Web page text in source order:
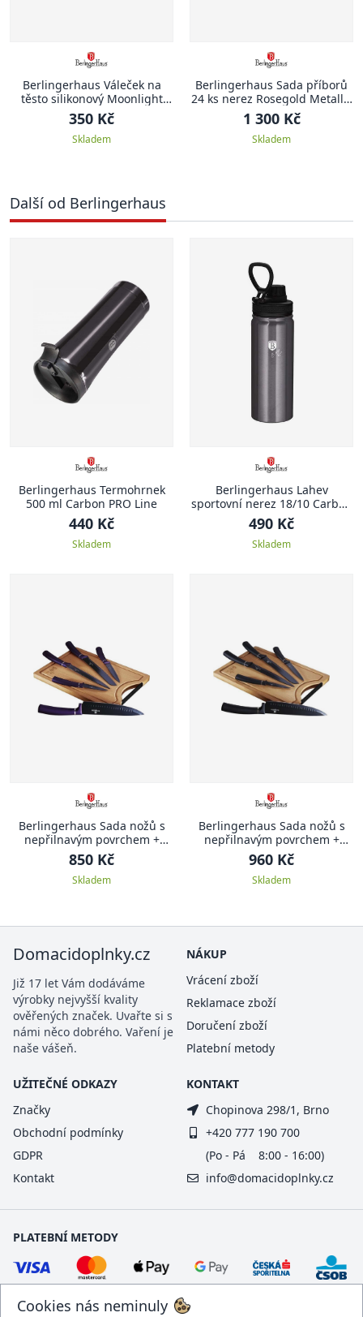
Berlingerhaus Váleček na
těsto silikonový Moonlight
Edition
350 Kč
Skladem
Berlingerhaus Sada příborů
24 ks nerez Rosegold Metallic
Line II
1 300 Kč
Skladem
Další od Berlingerhaus
Berlingerhaus Termohrnek
500 ml Carbon PRO Line
440 Kč
Skladem
Berlingerhaus Lahev
sportovní nerez 18/10 Carbon
PRO Line 0,54 l
490 Kč
Skladem
Berlingerhaus Sada nožů s
nepřilnavým povrchem +
prkénko 6 ks Purple Metallic
Line
850 Kč
Skladem
Berlingerhaus Sada nožů s
nepřilnavým povrchem +
prkénko 6 ks Black Silver
Collection
960 Kč
Skladem
Cookies nás neminuly
Domacidoplnky.cz
Již 17 let Vám dodáváme
výrobky nejvyšší kvality
ověřených značek. Uvařte si s
námi něco dobrého. Vaření je
naše vášeň.
NÁKUP
Vrácení zboží
Reklamace zboží
Doručení zboží
Platební metody
UŽITEČNÉ ODKAZY
Značky
Obchodní podmínky
GDPR
Kontakt
KONTAKT
Chopinova 298/1, Brno
+420 777 190 700
(Po - Pá 8:00 - 16:00)
info@domacidoplnky.cz
PLATEBNÍ METODY